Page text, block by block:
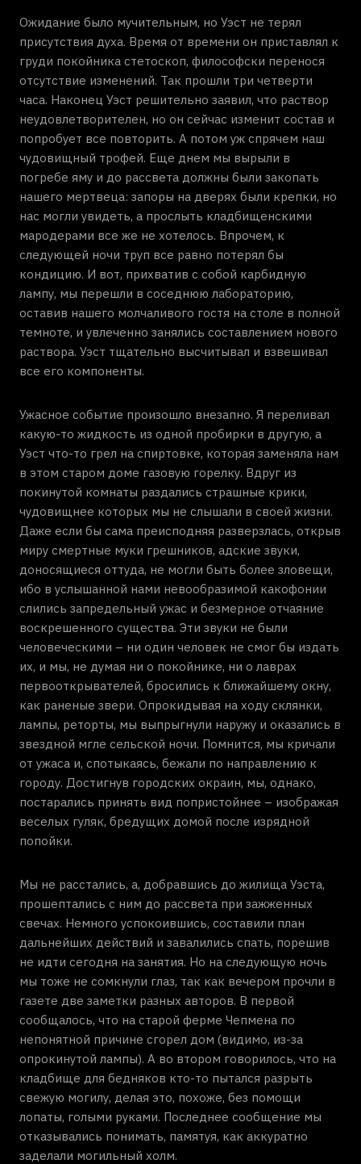
Ожидание было мучительным, но Уэст не терял
присутствия духа. Время от времени он приставлял к
груди покойника стетоскоп, философски перенося
отсутствие изменений. Так прошли три четверти
часа. Наконец Уэст решительно заявил, что раствор
неудовлетворителен, но он сейчас изменит состав и
попробует все повторить. А потом уж спрячем наш
чудовищный трофей. Еще днем мы вырыли в
погребе яму и до рассвета должны были закопать
нашего мертвеца: запоры на дверях были крепки, но
нас могли увидеть, а прослыть кладбищенскими
мародерами все же не хотелось. Впрочем, к
следующей ночи труп все равно потерял бы
кондицию. И вот, прихватив с собой карбидную
лампу, мы перешли в соседнюю лабораторию,
оставив нашего молчаливого гостя на столе в полной
темноте, и увлеченно занялись составлением нового
раствора. Уэст тщательно высчитывал и взвешивал
все его компоненты.
Ужасное событие произошло внезапно. Я переливал
какую-то жидкость из одной пробирки в другую, а
Уэст что-то грел на спиртовке, которая заменяла нам
в этом старом доме газовую горелку. Вдруг из
покинутой комнаты раздались страшные крики,
чудовищнее которых мы не слышали в своей жизни.
Даже если бы сама преисподняя разверзлась, открыв
миру смертные муки грешников, адские звуки,
доносящиеся оттуда, не могли быть более зловещи,
ибо в услышанной нами невообразимой какофонии
слились запредельный ужас и безмерное отчаяние
воскрешенного существа. Эти звуки не были
человеческими – ни один человек не смог бы издать
их, и мы, не думая ни о покойнике, ни о лаврах
первооткрывателей, бросились к ближайшему окну,
как раненые звери. Опрокидывая на ходу склянки,
лампы, реторты, мы выпрыгнули наружу и оказались в
звездной мгле сельской ночи. Помнится, мы кричали
от ужаса и, спотыкаясь, бежали по направлению к
городу. Достигнув городских окраин, мы, однако,
постарались принять вид попристойнее – изображая
веселых гуляк, бредущих домой после изрядной
попойки.
Мы не расстались, а, добравшись до жилища Уэста,
прошептались с ним до рассвета при зажженных
свечах. Немного успокоившись, составили план
дальнейших действий и завалились спать, порешив
не идти сегодня на занятия. Но на следующую ночь
мы тоже не сомкнули глаз, так как вечером прочли в
газете две заметки разных авторов. В первой
сообщалось, что на старой ферме Чепмена по
непонятной причине сгорел дом (видимо, из-за
опрокинутой лампы). А во втором говорилось, что на
кладбище для бедняков кто-то пытался разрыть
свежую могилу, делая это, похоже, без помощи
лопаты, голыми руками. Последнее сообщение мы
отказывались понимать, памятуя, как аккуратно
заделали могильный холм.